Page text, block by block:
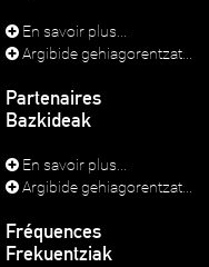
En savoir plus...
Argibide gehiagorentzat...
Partenaires
Bazkideak
En savoir plus...
Argibide gehiagorentzat...
Fréquences
Frekuentziak